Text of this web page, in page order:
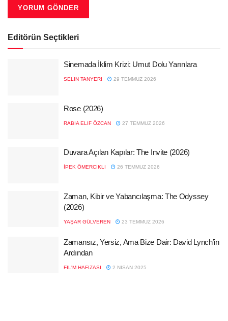
Editörün Seçtikleri
Sinemada İklim Krizi: Umut Dolu Yarınlara
SELIN TANYERI 29 TEMMUZ 2026
Rose (2026)
RABIA ELIF ÖZCAN 27 TEMMUZ 2026
Duvara Açılan Kapılar: The Invite (2026)
İPEK ÖMERCIKLI 26 TEMMUZ 2026
Zaman, Kibir ve Yabancılaşma: The Odyssey
(2026)
YAŞAR GÜLVEREN 23 TEMMUZ 2026
Zamansız, Yersiz, Ama Bize Dair: David Lynch’in
Ardından
FIL'M HAFIZASI 2 NISAN 2025